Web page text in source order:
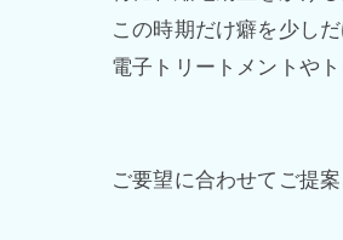
この時期だけ癖を少し
電子トリートメントや
ご要望に合わせてご提